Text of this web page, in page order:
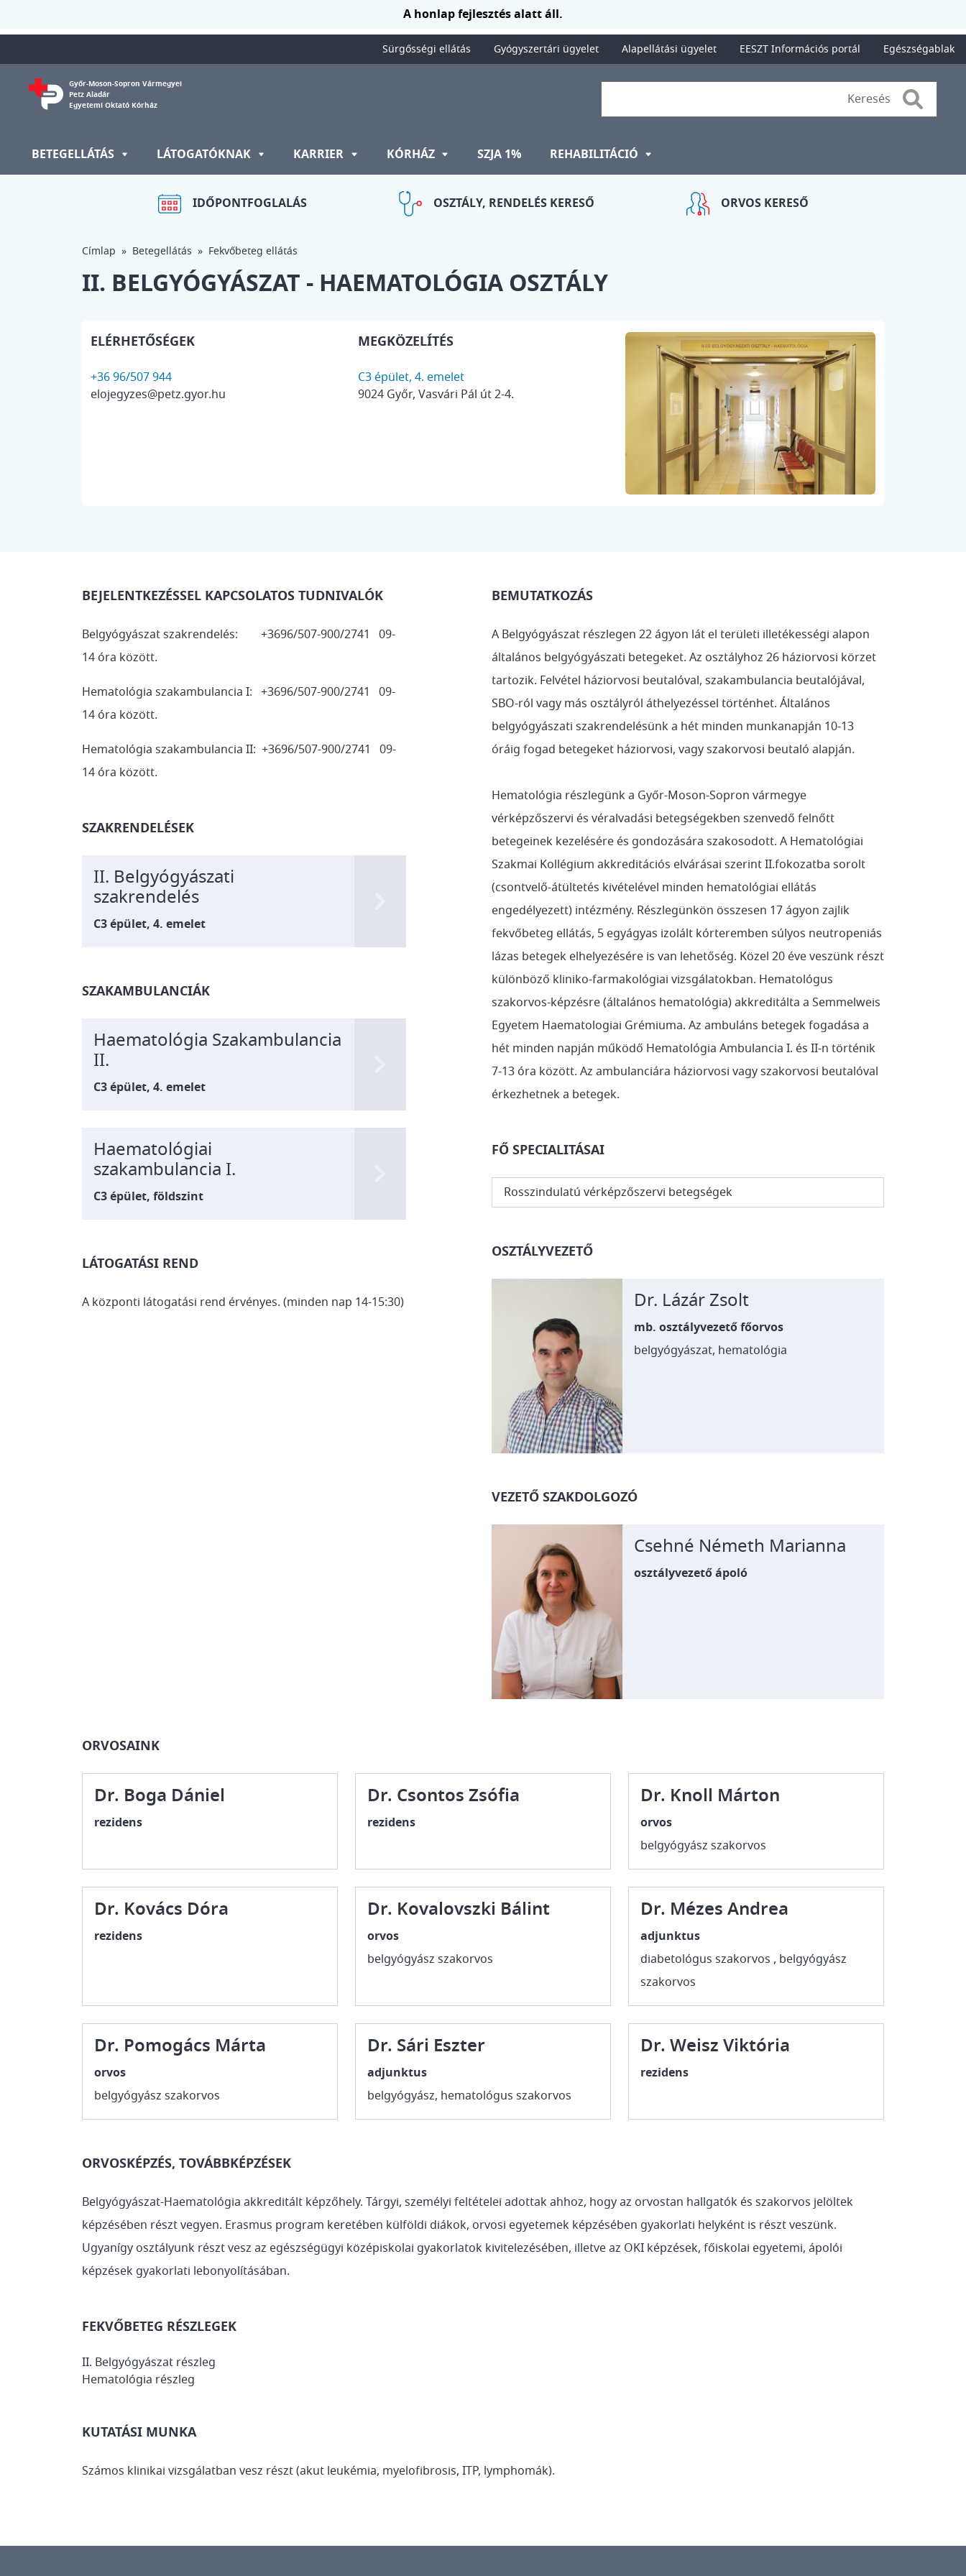
A honlap fejlesztés alatt áll.
Sürgősségi ellátás Gyógyszertári ügyelet Alapellátási ügyelet EESZT Információs portál Egészségablak
Győr-Moson-Sopron Vármegyei
Petz Aladár
Egyetemi Oktató Kórház
Search
BETEGELLÁTÁS LÁTOGATÓKNAK KARRIER KÓRHÁZ SZJA 1% REHABILITÁCIÓ
IDŐPONTFOGLALÁS OSZTÁLY, RENDELÉS KERESŐ ORVOS KERESŐ
Címlap Betegellátás Fekvőbeteg ellátás
II. BELGYÓGYÁSZAT - HAEMATOLÓGIA OSZTÁLY
ELÉRHETŐSÉGEK
+36 96/507 944
elojegyzes@petz.gyor.hu
MEGKÖZELÍTÉS
C3 épület, 4. emelet
9024 Győr, Vasvári Pál út 2-4.
BEJELENTKEZÉSSEL KAPCSOLATOS TUDNIVALÓK
Belgyógyászat szakrendelés: +3696/507-900/2741 09-
14 óra között.
Hematológia szakambulancia I: +3696/507-900/2741 09-
14 óra között.
Hematológia szakambulancia II: +3696/507-900/2741 09-
14 óra között.
SZAKRENDELÉSEK
II. Belgyógyászati
szakrendelés
C3 épület, 4. emelet
SZAKAMBULANCIÁK
Haematológia Szakambulancia
II.
C3 épület, 4. emelet
Haematológiai
szakambulancia I.
C3 épület, földszint
LÁTOGATÁSI REND
A központi látogatási rend érvényes. (minden nap 14-15:30)
BEMUTATKOZÁS
A Belgyógyászat részlegen 22 ágyon lát el területi illetékességi alapon
általános belgyógyászati betegeket. Az osztályhoz 26 háziorvosi körzet
tartozik. Felvétel háziorvosi beutalóval, szakambulancia beutalójával,
SBO-ról vagy más osztályról áthelyezéssel történhet. Általános
belgyógyászati szakrendelésünk a hét minden munkanapján 10-13
óráig fogad betegeket háziorvosi, vagy szakorvosi beutaló alapján.
Hematológia részlegünk a Győr-Moson-Sopron vármegye
vérképzőszervi és véralvadási betegségekben szenvedő felnőtt
betegeinek kezelésére és gondozására szakosodott. A Hematológiai
Szakmai Kollégium akkreditációs elvárásai szerint II.fokozatba sorolt
(csontvelő-átültetés kivételével minden hematológiai ellátás
engedélyezett) intézmény. Részlegünkön összesen 17 ágyon zajlik
fekvőbeteg ellátás, 5 egyágyas izolált kórteremben súlyos neutropeniás
lázas betegek elhelyezésére is van lehetőség. Közel 20 éve veszünk részt
különböző kliniko-farmakológiai vizsgálatokban. Hematológus
szakorvos-képzésre (általános hematológia) akkreditálta a Semmelweis
Egyetem Haematologiai Grémiuma. Az ambuláns betegek fogadása a
hét minden napján működő Hematológia Ambulancia I. és II-n történik
7-13 óra között. Az ambulanciára háziorvosi vagy szakorvosi beutalóval
érkezhetnek a betegek.
FŐ SPECIALITÁSAI
Rosszindulatú vérképzőszervi betegségek
OSZTÁLYVEZETŐ
Dr. Lázár Zsolt
mb. osztályvezető főorvos
belgyógyászat, hematológia
VEZETŐ SZAKDOLGOZÓ
Csehné Németh Marianna
osztályvezető ápoló
ORVOSAINK
Dr. Boga Dániel
rezidens
Dr. Csontos Zsófia
rezidens
Dr. Knoll Márton
orvos
belgyógyász szakorvos
Dr. Kovács Dóra
rezidens
Dr. Kovalovszki Bálint
orvos
belgyógyász szakorvos
Dr. Mézes Andrea
adjunktus
diabetológus szakorvos , belgyógyász
szakorvos
Dr. Pomogács Márta
orvos
belgyógyász szakorvos
Dr. Sári Eszter
adjunktus
belgyógyász, hematológus szakorvos
Dr. Weisz Viktória
rezidens
ORVOSKÉPZÉS, TOVÁBBKÉPZÉSEK
Belgyógyászat-Haematológia akkreditált képzőhely. Tárgyi, személyi feltételei adottak ahhoz, hogy az orvostan hallgatók és szakorvos jelöltek
képzésében részt vegyen. Erasmus program keretében külföldi diákok, orvosi egyetemek képzésében gyakorlati helyként is részt veszünk.
Ugyanígy osztályunk részt vesz az egészségügyi középiskolai gyakorlatok kivitelezésében, illetve az OKI képzések, főiskolai egyetemi, ápolói
képzések gyakorlati lebonyolításában.
FEKVŐBETEG RÉSZLEGEK
II. Belgyógyászat részleg
Hematológia részleg
KUTATÁSI MUNKA
Számos klinikai vizsgálatban vesz részt (akut leukémia, myelofibrosis, ITP, lymphomák).